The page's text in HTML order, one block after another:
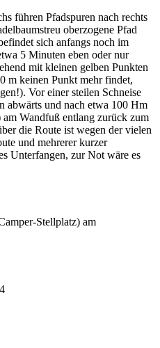
führen Pfadspuren nach rechts
oberzogene Pfad
sich anfangs noch im
5 Minuten eben oder nur
mit kleinen gelben Punkten
m keinen Punkt mehr findet,
Vor einer steilen Schneise
abwärts und nach etwa 100 Hm
Wandfuß entlang zurück zum
die Route ist wegen der vielen
und mehrerer kurzer
Unterfangen, zur Not wäre es
Stellplatz) am